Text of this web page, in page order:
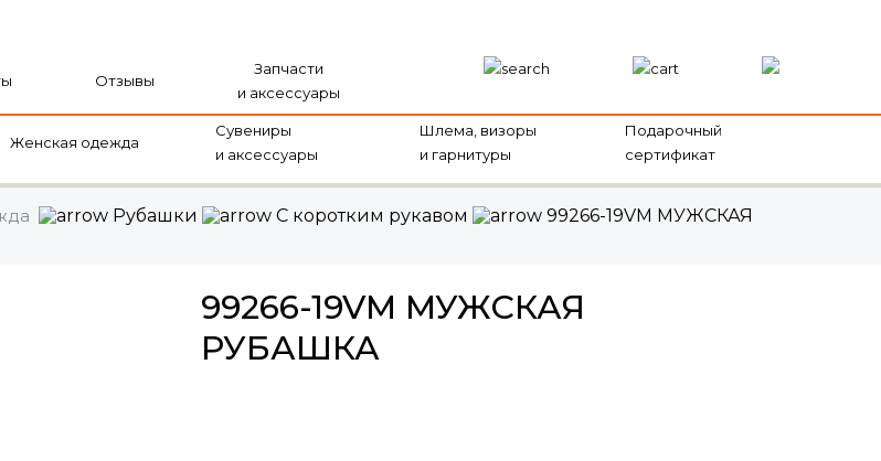
Отзывы
Запчасти
и аксессуары
Женская одежда
Сувениры
и аксессуары
Шлема, визоры
и гарнитуры
Подарочный
сертификат
Рубашки С коротким рукавом
99266-19VM МУЖСКАЯ
99266-19VM МУЖСКАЯ
РУБАШКА